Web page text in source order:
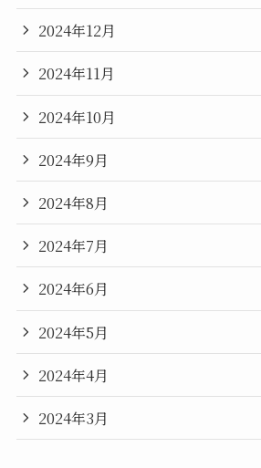
2024年12月
2024年11月
2024年10月
2024年9月
2024年8月
2024年7月
2024年6月
2024年5月
2024年4月
2024年3月